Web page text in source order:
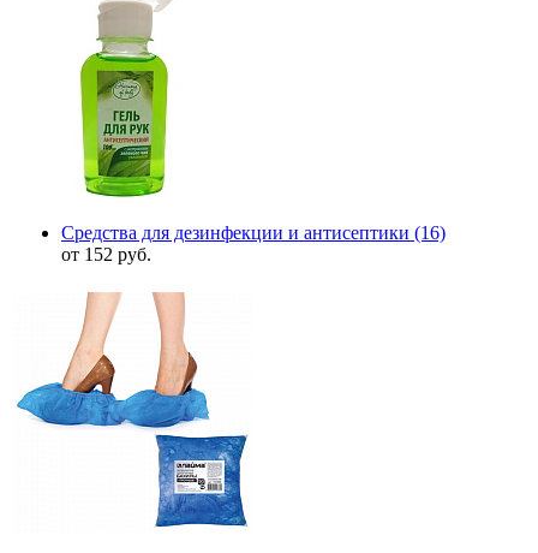
Средства для дезинфекции и антисептики (16)
от 152 руб.